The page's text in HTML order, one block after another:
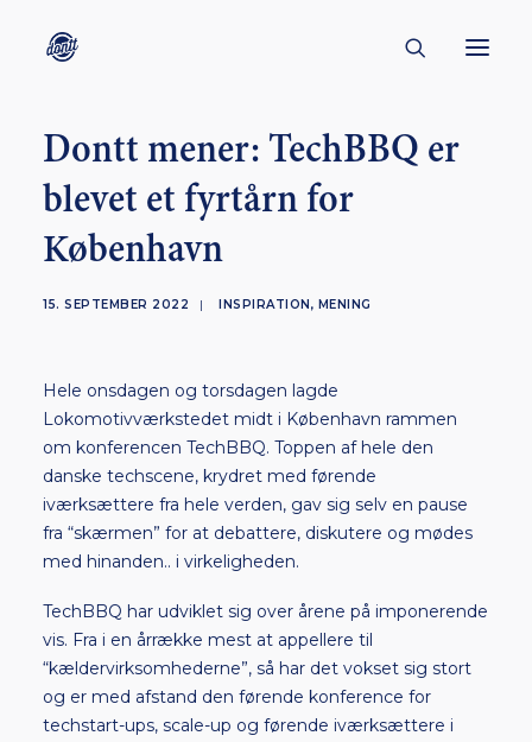
CONTACT
ABOUT
ENGLISH
BORNHOLM
SUBSCRIBE
Dontt mener: TechBBQ er
blevet et fyrtårn for
København
15. SEPTEMBER 2022 | INSPIRATION, MENING
Hele onsdagen og torsdagen lagde
Lokomotivværkstedet midt i København rammen
om konferencen TechBBQ. Toppen af hele den
danske techscene, krydret med førende
iværksættere fra hele verden, gav sig selv en pause
fra “skærmen” for at debattere, diskutere og mødes
med hinanden.. i virkeligheden.
TechBBQ har udviklet sig over årene på imponerende
vis. Fra i en årrække mest at appellere til
“kældervirksomhederne”, så har det vokset sig stort
og er med afstand den førende konference for
techstart-ups, scale-up og førende iværksættere i